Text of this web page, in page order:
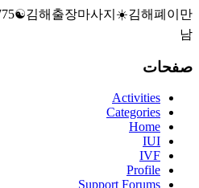
김해출장마사지☀️김해폐이만
남
صفحات
Activities
Categories
Home
IUI
IVF
Profile
Support Forums